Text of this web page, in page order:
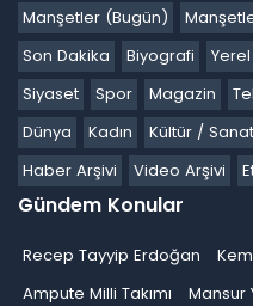
Manşetler (Bugün)
Son Dakika
Biyografi
Siyaset
Spor Magazin
Dünya
Kadın Kültür / Sanat
Haber Arşivi
Video Arşivi
Gündem Konular
Recep Tayyip Erdoğan
Ampute Milli Takımı
Mansur